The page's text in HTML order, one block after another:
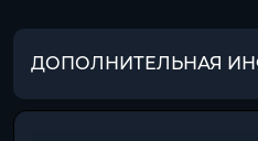
ДОПОЛНИТЕЛЬНАЯ